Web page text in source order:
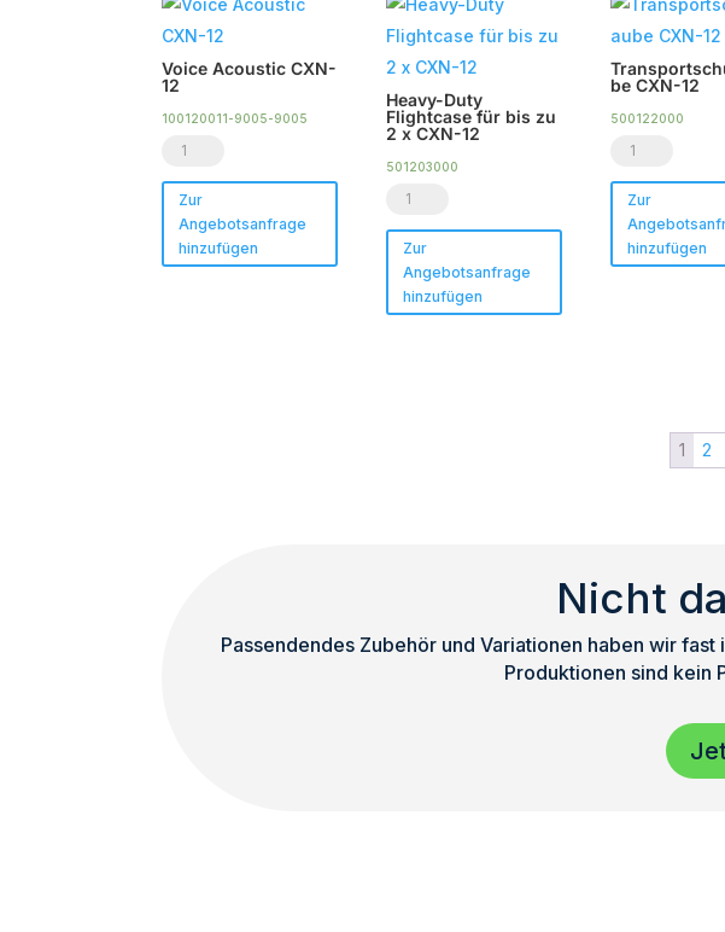
Voice Acoustic CXN-
12
100120011-9005-9005
Voice
Acoustic
CXN-
12
Menge
Zur
Angebotsanfrage
hinzufügen
Heavy-Duty
Flightcase für bis zu
2 x CXN-12
501203000
Heavy-
Duty
Flightcase
für
bis
Zur
Angebotsanfrage
hinzufügen
be CXN-12
500122000
CXN-
Menge
Zur
hinzufügen
1 2
Nicht
Passendendes Zubehör und Variationen haben wir
Produktionen sind kein